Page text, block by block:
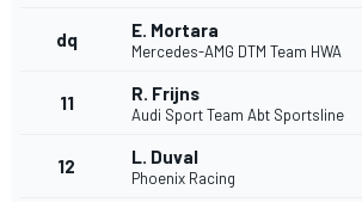
DTM
dq E. Mortara
Mercedes-AMG DTM Team HWA
11 R. Frijns
Audi Sport Team Abt Sportsline
12 L. Duval
Phoenix Racing